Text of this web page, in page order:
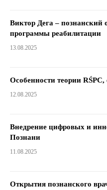
Виктор Дега – познанский
программы реабилитации
13.08.2025
Особенности теории
12.08.2025
Внедрение цифровых и
Познани
11.08.2025
Открытия познанского